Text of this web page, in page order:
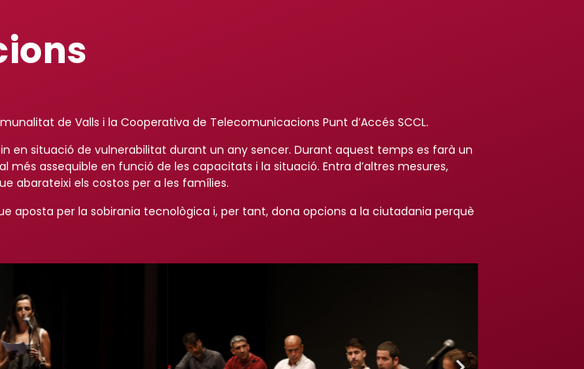
de Valls i la Cooperativa de Telecomunicacions Punt d’Accés SCCL.
en situació de vulnerabilitat durant un any sencer. Durant aquest temps es farà un
assequible en funció de les capacitats i la situació. Entra d’altres mesures,
abarateixi els costos per a les famílies.
aposta per la sobirania tecnològica i, per tant, dona opcions a la ciutadania perquè